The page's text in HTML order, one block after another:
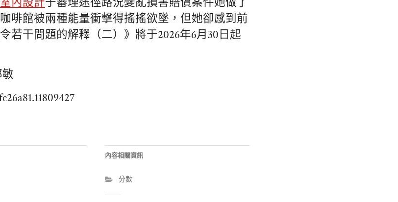
啡館被兩種能量衝擊得搖搖欲墜，但她卻感到前
若干問題的解釋（二）》將于2026年6月30日起
內容相關資訊
分數